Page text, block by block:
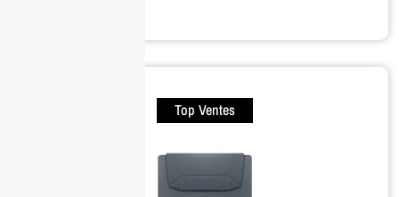
Top Ventes